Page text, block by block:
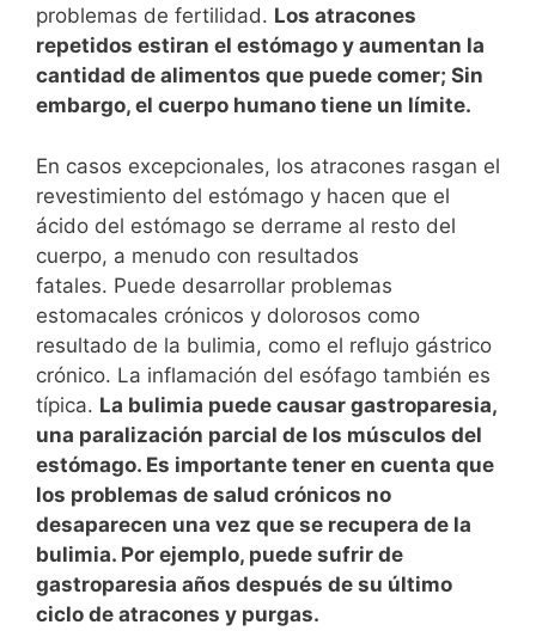
problemas de fertilidad. Los atracones
repetidos estiran el estómago y aumentan la
cantidad de alimentos que puede comer; Sin
embargo, el cuerpo humano tiene un límite.
En casos excepcionales, los atracones rasgan el
revestimiento del estómago y hacen que el
ácido del estómago se derrame al resto del
cuerpo, a menudo con resultados
fatales. Puede desarrollar problemas
estomacales crónicos y dolorosos como
resultado de la bulimia, como el reflujo gástrico
crónico. La inflamación del esófago también es
típica. La bulimia puede causar gastroparesia,
una paralización parcial de los músculos del
estómago. Es importante tener en cuenta que
los problemas de salud crónicos no
desaparecen una vez que se recupera de la
bulimia. Por ejemplo, puede sufrir de
gastroparesia años después de su último
ciclo de atracones y purgas.